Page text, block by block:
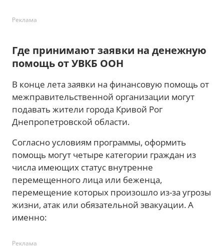
Реклама
Где принимают заявки на денежную
помощь от УВКБ ООН
В конце лета заявки на финансовую помощь от
межправительственной организации могут
подавать жители города Кривой Рог
Днепропетровской области.
Согласно условиям программы, оформить
помощь могут четыре категории граждан из
числа имеющих статус внутренне
перемещенного лица или беженца,
перемещение которых произошло из-за угрозы
жизни, атак или обязательной эвакуации. А
именно:
Реклама